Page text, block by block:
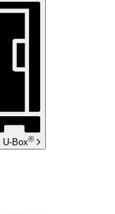
U-Box®